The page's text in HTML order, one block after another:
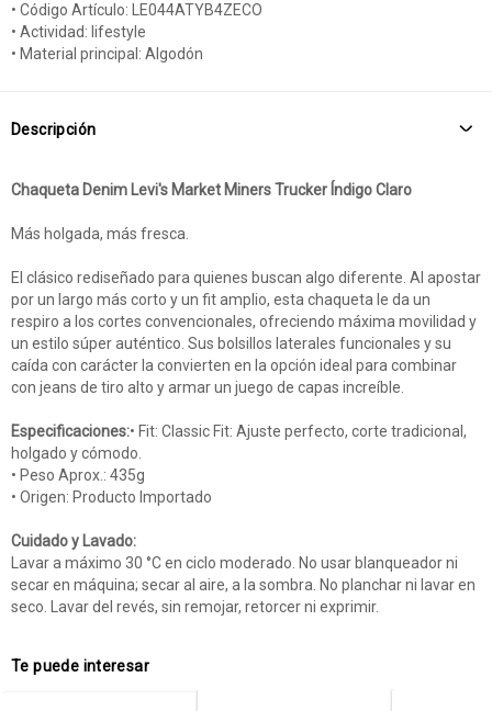
• Código Artículo: LE044ATYB4ZECO
• Actividad: lifestyle
• Material principal: Algodón
Descripción
Chaqueta Denim Levi's Market Miners Trucker Índigo Claro
Más holgada, más fresca.
El clásico rediseñado para quienes buscan algo diferente. Al apostar
por un largo más corto y un fit amplio, esta chaqueta le da un
respiro a los cortes convencionales, ofreciendo máxima movilidad y
un estilo súper auténtico. Sus bolsillos laterales funcionales y su
caída con carácter la convierten en la opción ideal para combinar
con jeans de tiro alto y armar un juego de capas increíble.
Especificaciones:• Fit: Classic Fit: Ajuste perfecto, corte tradicional,
holgado y cómodo.
• Peso Aprox.: 435g
• Origen: Producto Importado
Cuidado y Lavado:
Lavar a máximo 30 °C en ciclo moderado. No usar blanqueador ni
secar en máquina; secar al aire, a la sombra. No planchar ni lavar en
seco. Lavar del revés, sin remojar, retorcer ni exprimir.
Te puede interesar